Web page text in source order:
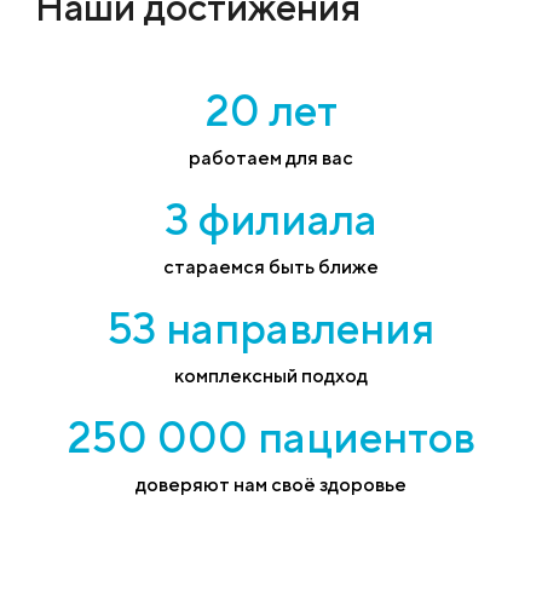
20 лет
работаем для вас
3 филиала
стараемся быть ближе
53 направления
комплексный подход
250 000 пациентов
доверяют нам своё здоровье